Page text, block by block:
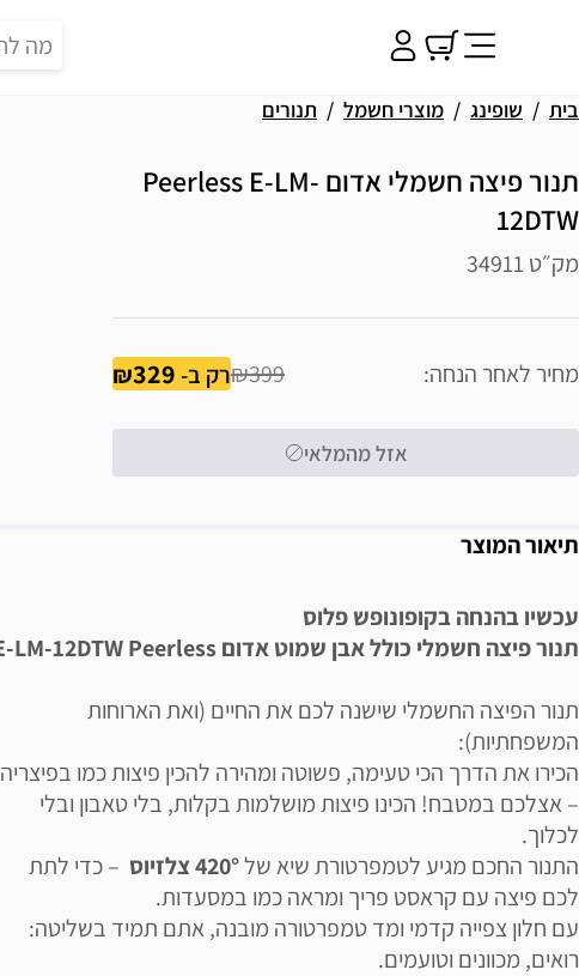
בית שופינג מוצרי חשמל תנורים
תנור פיצה חשמלי אדום Peerless E-LM-
12DTW
מק״ט 34911
מחיר לאחר הנחה ₪399רק ב-329
אזל מהמלאי
תיאור המוצר
עכשיו בהנחה בקופונופש פלוס
תנור פיצה חשמלי כולל אבן שמוט אדום E-LM-12DTW Peerless
תנור הפיצה החשמלי שישנה לכם את החיים (ואת הארוחות
המשפחתיות):
הכירו את הדרך הכי טעימה, פשוטה ומהירה להכין פיצות כמו בפיצריה
– אצלכם במטבח! הכינו פיצות מושלמות בקלות, בלי טאבון ובלי
לכלוך.
התנור החכם מגיע לטמפרטורת שיא של420° צלזיוס
– כדי לתת
לכם פיצה עם קראסט פריך ומראה כמו במסעדות.
עם חלון צפייה קדמי ומד טמפרטורה מובנה, אתם תמיד בשליטה:
רואים, מכוונים וטועמים.